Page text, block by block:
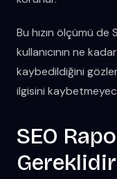
Bu hızın ölçümü de
kullanıcının ne
kaybedildiğini
ilgisini
SEO